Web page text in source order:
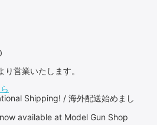
営業いたします。
Shipping! / 海外配送始めまし
available at Model Gun Shop